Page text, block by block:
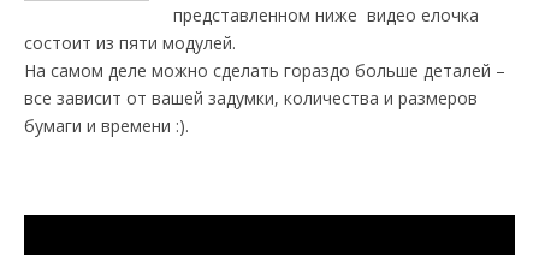
представленном ниже видео елочка
состоит из пяти модулей.
На самом деле можно сделать гораздо больше деталей –
все зависит от вашей задумки, количества и размеров
бумаги и времени :).